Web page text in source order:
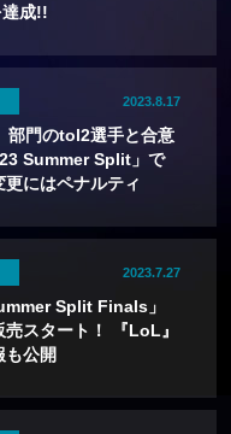
成!!
2023.8.17
部門のtol2選手と合意
Summer Split」で
にはペナルティ
2023.7.27
Split Finals」
スタート！ 『LoL』
も公開